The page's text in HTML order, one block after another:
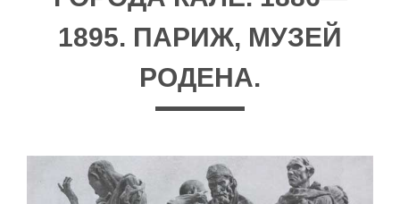
1895. ПАРИЖ, МУЗЕЙ
РОДЕНА.